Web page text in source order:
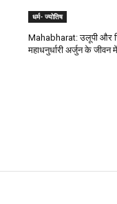
धर्म- ज्योतिष
Mahabharat: उलूपी और
महाधनुर्धारी अर्जुन के जीवन में